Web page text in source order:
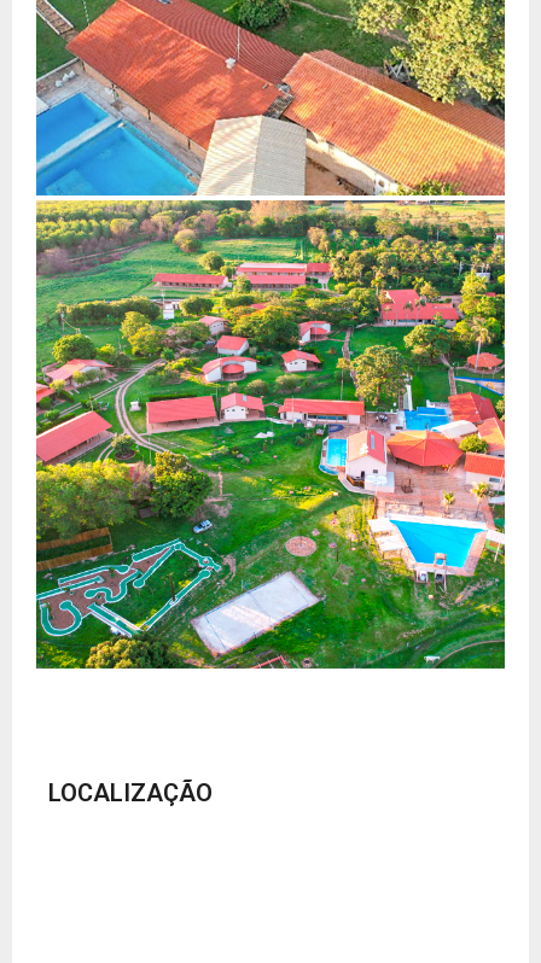
LOCALIZAÇÃO